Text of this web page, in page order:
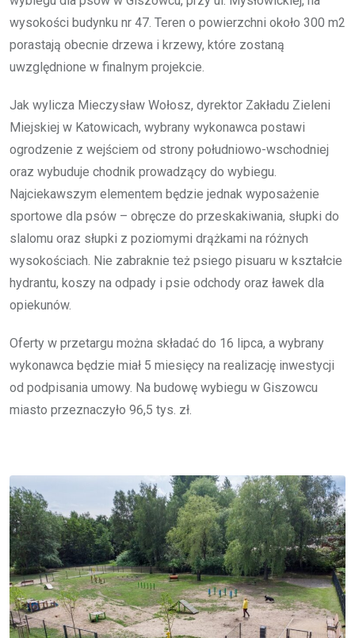
wysokości budynku nr 47. Teren o powierzchni około 300 m2
porastają obecnie drzewa i krzewy, które zostaną
uwzględnione w finalnym projekcie.
Jak wylicza Mieczysław Wołosz, dyrektor Zakładu Zieleni
Miejskiej w Katowicach, wybrany wykonawca postawi
ogrodzenie z wejściem od strony południowo-wschodniej
oraz wybuduje chodnik prowadzący do wybiegu.
Najciekawszym elementem będzie jednak wyposażenie
sportowe dla psów – obręcze do przeskakiwania, słupki do
slalomu oraz słupki z poziomymi drążkami na różnych
wysokościach. Nie zabraknie też psiego pisuaru w kształcie
hydrantu, koszy na odpady i psie odchody oraz ławek dla
opiekunów.
Oferty w przetargu można składać do 16 lipca, a wybrany
wykonawca będzie miał 5 miesięcy na realizację inwestycji
od podpisania umowy. Na budowę wybiegu w Giszowcu
miasto przeznaczyło 96,5 tys. zł.